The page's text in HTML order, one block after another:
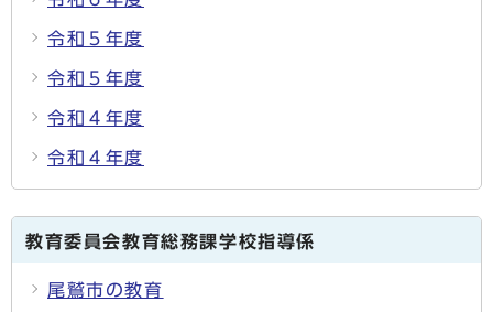
令和５年度
令和５年度
令和４年度
令和４年度
教育委員会教育総務課学校指導係
尾鷲市の教育